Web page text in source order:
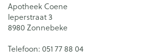
Apotheek Coene
Ieperstraat 3
8980 Zonnebeke
Telefoon: 051 77 88 04